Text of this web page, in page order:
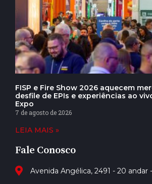
FISP e Fire Show 2026 aquecem
desfile de EPIs e experiências ao
Expo
7 de agosto de 2026
LEIA MAIS »
Fale Conosco
Avenida Angélica, 2491 - 20 andar